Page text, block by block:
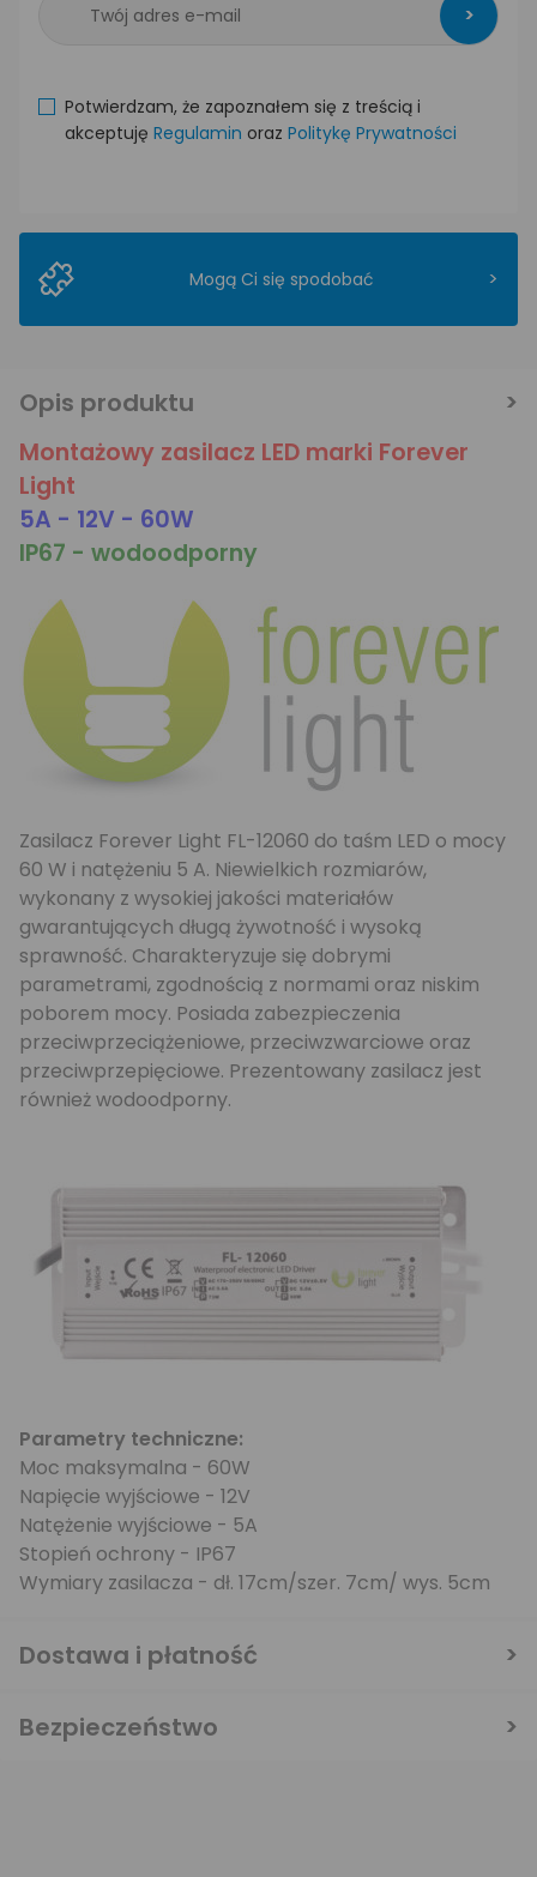
>
Potwierdzam, że zapoznałem się z treścią i
akceptuję Regulamin oraz Politykę Prywatności
Mogą Ci się spodobać >
Opis produktu
Montażowy zasilacz LED marki Forever
Light
5A - 12V - 60W
IP67 - wodoodporny
Zasilacz Forever Light FL-12060 do taśm LED o mocy
60 W i natężeniu 5 A. Niewielkich rozmiarów,
wykonany z wysokiej jakości materiałów
gwarantujących długą żywotność i wysoką
sprawność. Charakteryzuje się dobrymi
parametrami, zgodnością z normami oraz niskim
poborem mocy. Posiada zabezpieczenia
przeciwprzeciążeniowe, przeciwzwarciowe oraz
przeciwprzepięciowe. Prezentowany zasilacz jest
również wodoodporny.
Parametry techniczne:
Moc maksymalna - 60W
Napięcie wyjściowe - 12V
Natężenie wyjściowe - 5A
Stopień ochrony - IP67
Wymiary zasilacza - dł. 17cm/szer. 7cm/ wys. 5cm
Dostawa i płatność
Bezpieczeństwo